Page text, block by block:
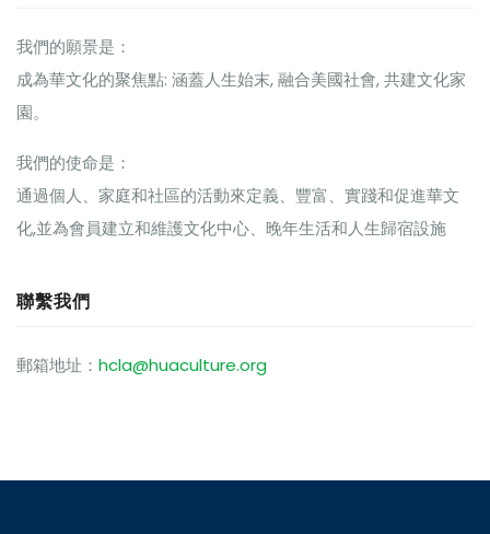
我們的願景是：
成為華文化的聚焦點: 涵蓋人生始末, 融合美國社會, 共建文化家
園。
我們的使命是：
通過個人、家庭和社區的活動來定義、豐富、實踐和促進華文
化,並為會員建立和維護文化中心、晚年生活和人生歸宿設施
聯繫我們
郵箱地址： hcla@huaculture.org